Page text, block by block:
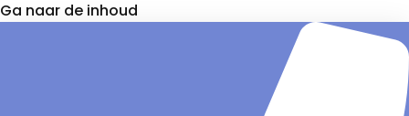
Ga naar de inhoud